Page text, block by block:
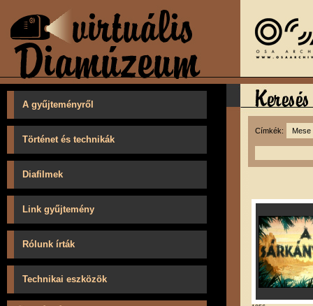
A gyűjteményről
Történet és technikák
Diafilmek
Link gyűjtemény
Rólunk írták
Technikai eszközök
Címkék: